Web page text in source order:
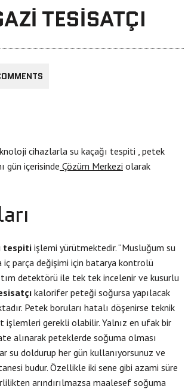
TESISATÇI
cihazlarla su kaçağı tespiti , petek
gün içerisinde Çözüm Merkezi olarak
tespiti işlemi yürütmektedir. “Musluğum su
iç parça değişimi için batarya kontrolü
detektörü ile tek tek incelenir ve kusurlu
kalorifer peteği soğursa yapılacak
Petek boruları hatalı döşenirse teknik
işlemleri gerekli olabilir. Yalnız en ufak bir
alınarak peteklerde soğuma olması
su doldurup her gün kullanıyorsunuz ve
budur. Özellikle iki sene gibi azami süre
arındırılmazsa maalesef soğuma